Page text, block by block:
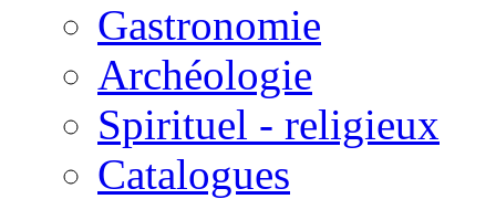
Gastronomie
Archéologie
Spirituel - religieux
Catalogues